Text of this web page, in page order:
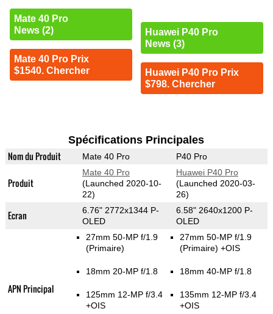
Mate 40 Pro
News (2)
Mate 40 Pro Prix
$1540. Chercher
Huawei P40 Pro
News (3)
Huawei P40 Pro Prix
$798. Chercher
Spécifications Principales
Nom du Produit Mate 40 Pro P40 Pro
Produit
Mate 40 Pro
(Launched 2020-10-
22)
Huawei P40 Pro
(Launched 2020-03-
26)
Ecran
6.76" 2772x1344 P-
OLED
6.58" 2640x1200 P-
OLED
APN Principal
27mm 50-MP f/1.9
(Primaire)
18mm 20-MP f/1.8
125mm 12-MP f/3.4
+OIS
27mm 50-MP f/1.9
(Primaire) +OIS
18mm 40-MP f/1.8
135mm 12-MP f/3.4
+OIS